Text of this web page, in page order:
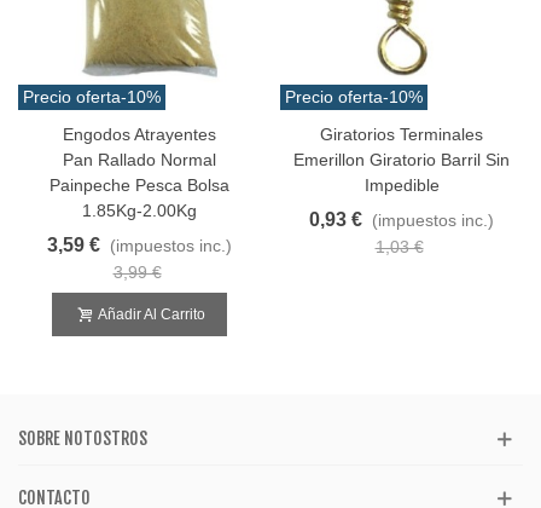
Precio oferta-10%
Engodos Atrayentes
Pan Rallado Normal
Painpeche Pesca Bolsa
1.85Kg-2.00Kg
3,59 € (impuestos inc.)
3,99 €
Añadir Al Carrito
Precio oferta-10%
Giratorios Terminales
Emerillon Giratorio Barril Sin
Impedible
0,93 € (impuestos inc.)
1,03 €
SOBRE NOTOSTROS
CONTACTO